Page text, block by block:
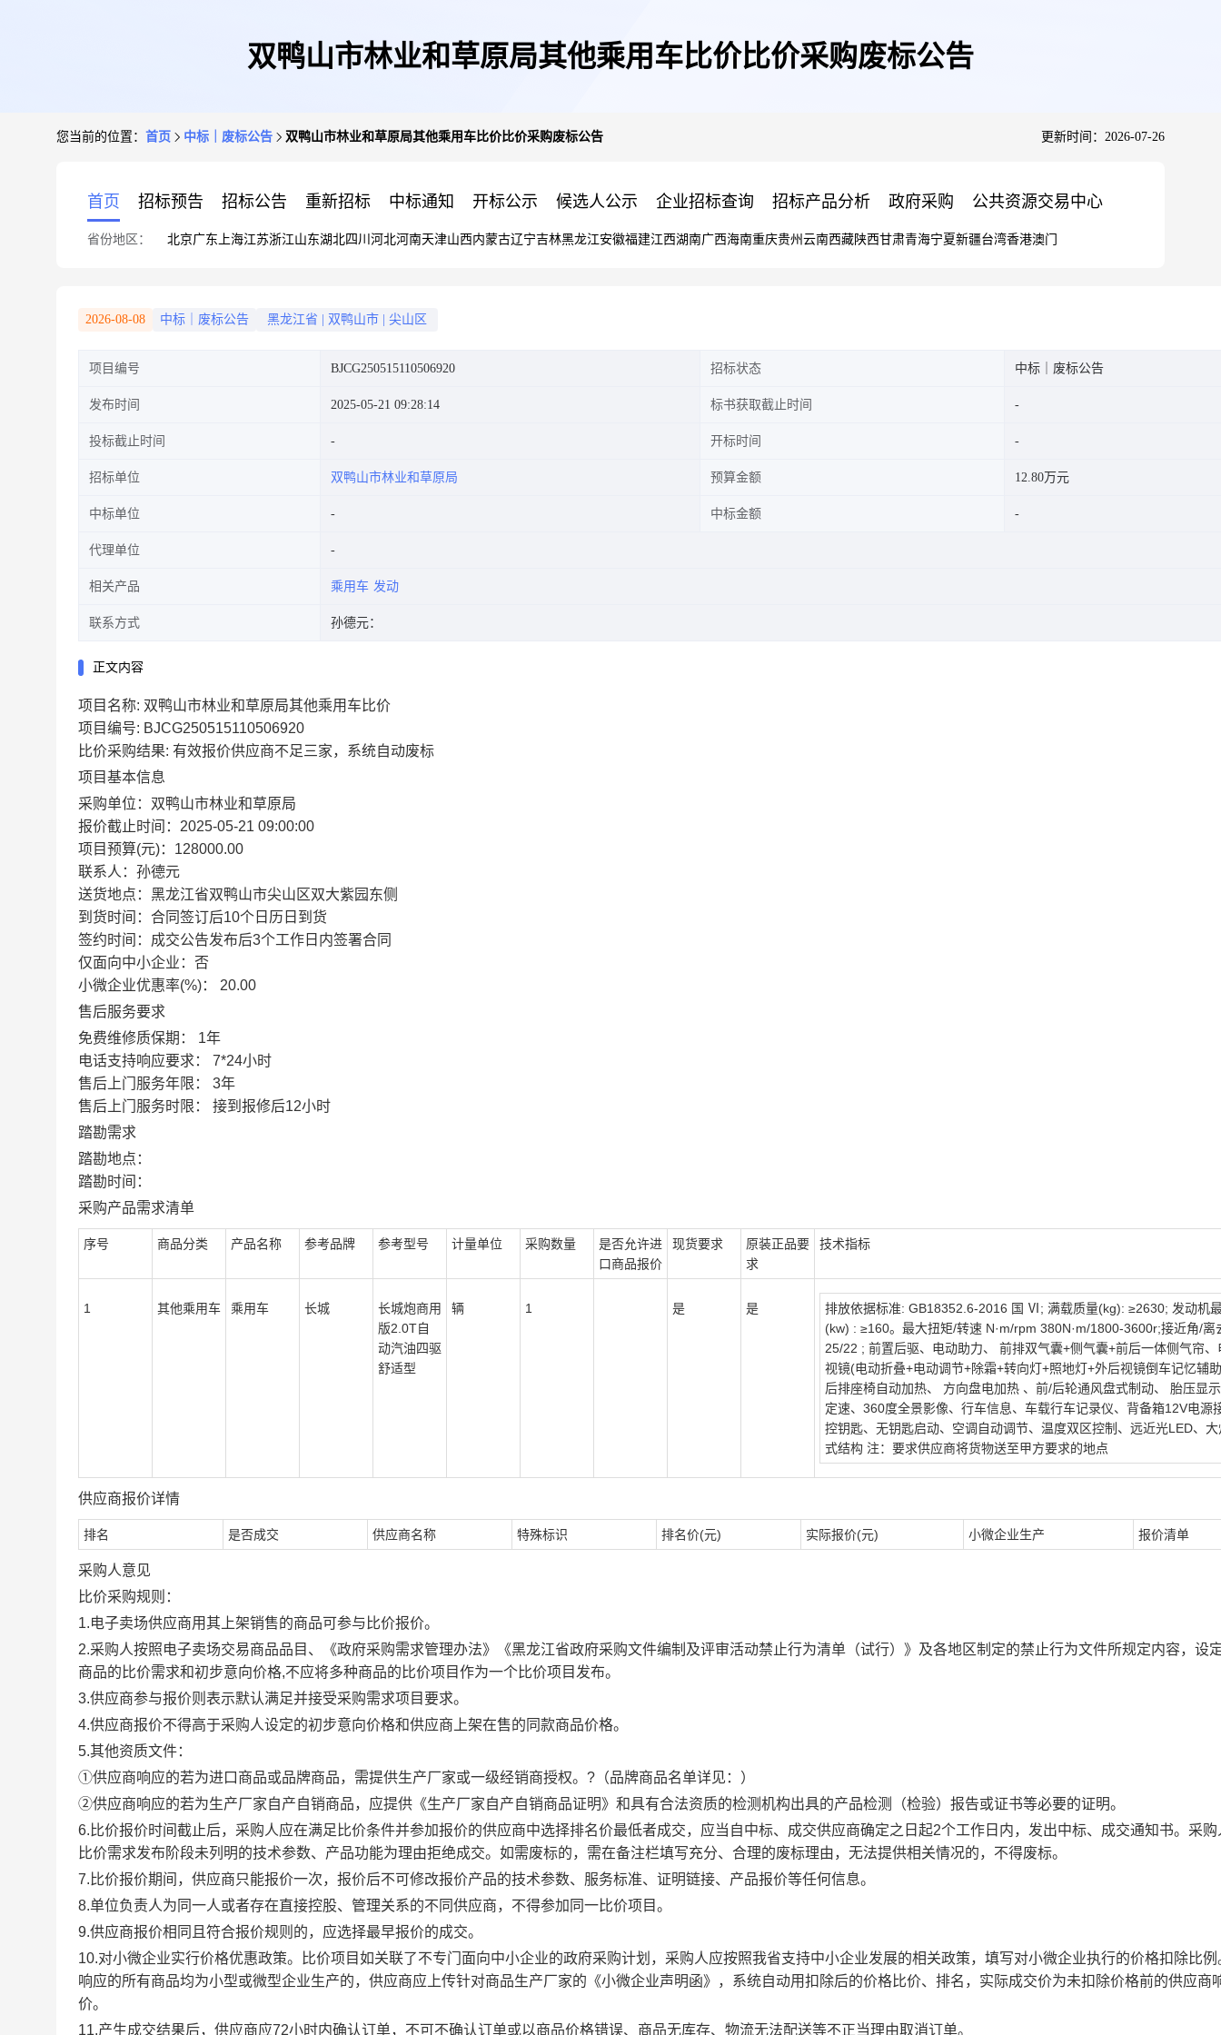
双鸭山市林业和草原局其他乘用车比价比价采购废标公告
您当前的位置： 首页 中标｜废标公告 双鸭山市林业和草原局其他乘用车比价比价采购废标公告 更新时间：2026-07-26
首页 招标预告 招标公告 重新招标 中标通知 开标公示 候选人公示 企业招标查询 招标产品分析 政府采购 公共资源交易中心
省份地区： 北京广东 上海江苏浙江山东湖北四川 河北河南天津山西内蒙古辽宁吉林黑龙江安徽福建江西湖南广西海南重庆贵州 云南西藏陕西甘肃青海宁夏新疆台湾香港澳门
2026-08-08 中标｜废标公告 黑龙江省 双鸭山市 尖山区
项目编号 BJCG250515110506920 招标状态 中标｜废标公告
发布时间 2025-05-21 09:28:14 标书获取截止时间
投标截止时间 开标时间
招标单位 双鸭山市林业和草原局 预算金额 12.80万元
中标单位 中标金额
代理单位
相关产品 乘用车 发动
联系方式 孙德元：
正文内容
项目名称: 双鸭山市林业和草原局其他乘用车比价
项目编号: BJCG250515110506920
比价采购结果: 有效报价供应商不足三家，系统自动废标
项目基本信息
采购单位： 双鸭山市林业和草原局
报价截止时间： 2025-05-21 09:00:00
项目预算(元)： 128000.00
联系人： 孙德元
送货地点： 黑龙江省双鸭山市尖山区双大紫园东侧
到货时间： 合同签订后10个日历日到货
签约时间： 成交公告发布后3个工作日内签署合同
仅面向中小企业： 否
小微企业优惠率(%)：
20.00
售后服务要求
免费维修质保期：
1年
电话支持响应要求：
7*24小时
售后上门服务年限：
3年
售后上门服务时限：
接到报修后12小时
踏勘需求
踏勘地点：
踏勘时间：
采购产品需求清单
序号 商品分类 产品名称 参考品牌 参考型号 计量单位 采购数量
是否允许进
口商品报价
现货要求
原装正品要
求
技术指标
1 其他乘用车 乘用车 长城
长城炮商用
版2.0T自
动汽油四驱
舒适型
辆 1 是 是
排放依据标准: GB18352.6-2016 国 Ⅵ; 满载质量(kg): ≥2630; 发动机
(kw) : ≥160。最大扭矩/转速 N·m/rpm 380N·m/1800-3600r;接近角/离
25/22 ; 前置后驱、电动助力、 前排双气囊+侧气囊+前后一体侧气帘、
视镜(电动折叠+电动调节+除霜+转向灯+照地灯+外后视镜倒车记忆辅
后排座椅自动加热、 方向盘电加热 、前/后轮通风盘式制动、 胎压显
定速、360度全景影像、行车信息、车载行车记录仪、背备箱12V电源
控钥匙、无钥匙启动、空调自动调节、温度双区控制、远近光LED、
式结构 注：要求供应商将货物送至甲方要求的地点
供应商报价详情
排名 是否成交 供应商名称 特殊标识 排名价(元) 实际报价(元) 小微企业生产 报价清单
采购人意见
比价采购规则：
1.电子卖场供应商用其上架销售的商品可参与比价报价。
2.采购人按照电子卖场交易商品品目、《政府采购需求管理办法》《黑龙江省政府采购文件编制及评审活动禁止行为清单（试行）》及各地区制定的禁止行为文件所规定内容，设
商品的比价需求和初步意向价格,不应将多种商品的比价项目作为一个比价项目发布。
3.供应商参与报价则表示默认满足并接受采购需求项目要求。
4.供应商报价不得高于采购人设定的初步意向价格和供应商上架在售的同款商品价格。
5.其他资质文件：
①供应商响应的若为进口商品或品牌商品，需提供生产厂家或一级经销商授权。?（品牌商品名单详见：）
②供应商响应的若为生产厂家自产自销商品，应提供《生产厂家自产自销商品证明》和具有合法资质的检测机构出具的产品检测（检验）报告或证书等必要的证明。
6.比价报价时间截止后，采购人应在满足比价条件并参加报价的供应商中选择排名价最低者成交，应当自中标、成交供应商确定之日起2个工作日内，发出中标、成交通知书。采
比价需求发布阶段未列明的技术参数、产品功能为理由拒绝成交。如需废标的，需在备注栏填写充分、合理的废标理由，无法提供相关情况的，不得废标。
7.比价报价期间，供应商只能报价一次，报价后不可修改报价产品的技术参数、服务标准、证明链接、产品报价等任何信息。
8.单位负责人为同一人或者存在直接控股、管理关系的不同供应商，不得参加同一比价项目。
9.供应商报价相同且符合报价规则的，应选择最早报价的成交。
10.对小微企业实行价格优惠政策。比价项目如关联了不专门面向中小企业的政府采购计划，采购人应按照我省支持中小企业发展的相关政策，填写对小微企业执行的价格扣除比
响应的所有商品均为小型或微型企业生产的，供应商应上传针对商品生产厂家的《小微企业声明函》，系统自动用扣除后的价格比价、排名，实际成交价为未扣除价格前的供应商
价。
11.产生成交结果后，供应商应72小时内确认订单，不可不确认订单或以商品价格错误、商品无库存、物流无法配送等不正当理由取消订单。